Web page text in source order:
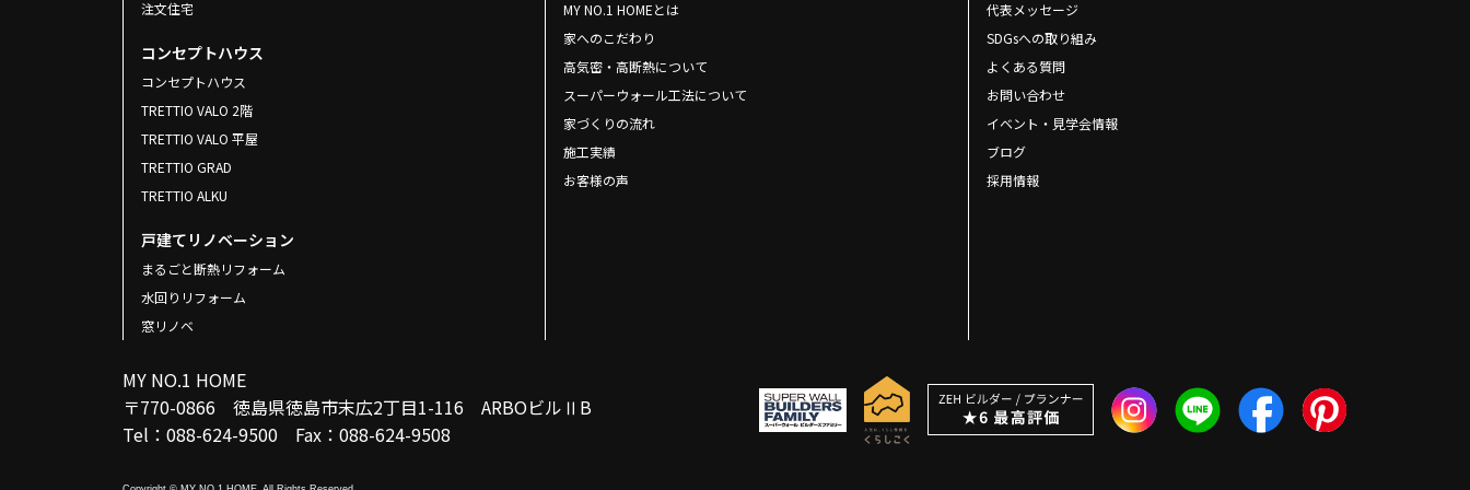
注文住宅
コンセプトハウス
コンセプトハウス
TRETTIO VALO 2階
TRETTIO VALO 平屋
TRETTIO GRAD
TRETTIO ALKU
戸建てリノベーション
まるごと断熱リフォーム
水回りリフォーム
窓リノベ
MY NO.1 HOMEとは
家へのこだわり
高気密・高断熱について
スーパーウォール工法について
家づくりの流れ
施工実績
お客様の声
代表メッセージ
SDGsへの取り組み
よくある質問
お問い合わせ
イベント・見学会情報
ブログ
採用情報
MY NO.1 HOME
〒770-0866 徳島県徳島市末広2丁目1-116 ARBOビルⅡB
Tel：088-624-9500 Fax：088-624-9508